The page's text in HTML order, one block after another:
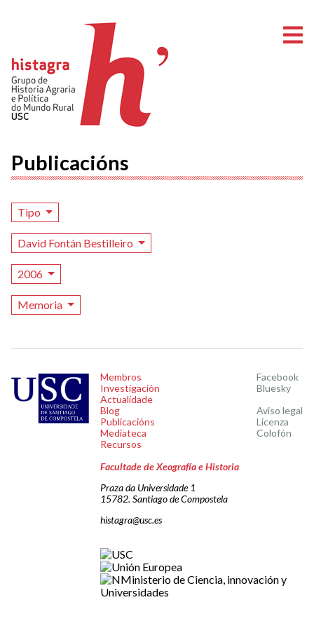
Publicacións
Tipo
David Fontán Bestilleiro
2006
Memoria
Membros
Investigación
Actualidade
Blog
Publicacións
Mediateca
Recursos
Facebook
Bluesky
Aviso legal
Licenza
Colofón
Facultade de Xeografía e Historia
Praza da Universidade 1
15782. Santiago de Compostela
histagra@usc.es